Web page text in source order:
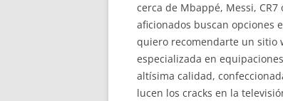
cerca de Mbappé, Messi,
aficionados buscan opciones
quiero recomendarte un sitio
especializada en
altísima calidad,
lucen los cracks en la